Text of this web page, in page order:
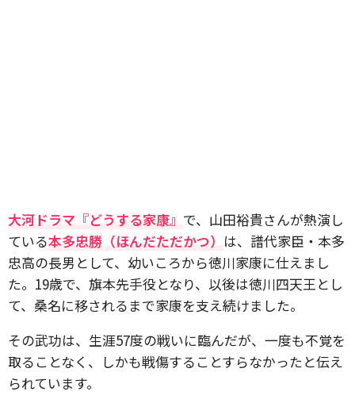
大河ドラマ『どうする家康』 で、山田裕貴さんが熱演し
ている本多忠勝（ほんだただかつ） は、譜代家臣・本多
忠高の長男として、幼いころから徳川家康に仕えまし
た。19歳で、旗本先手役となり、以後は徳川四天王とし
て、桑名に移されるまで家康を支え続けました。
その武功は、生涯57度の戦いに臨んだが、一度も不覚を
取ることなく、しかも戦傷することすらなかったと伝え
られています。